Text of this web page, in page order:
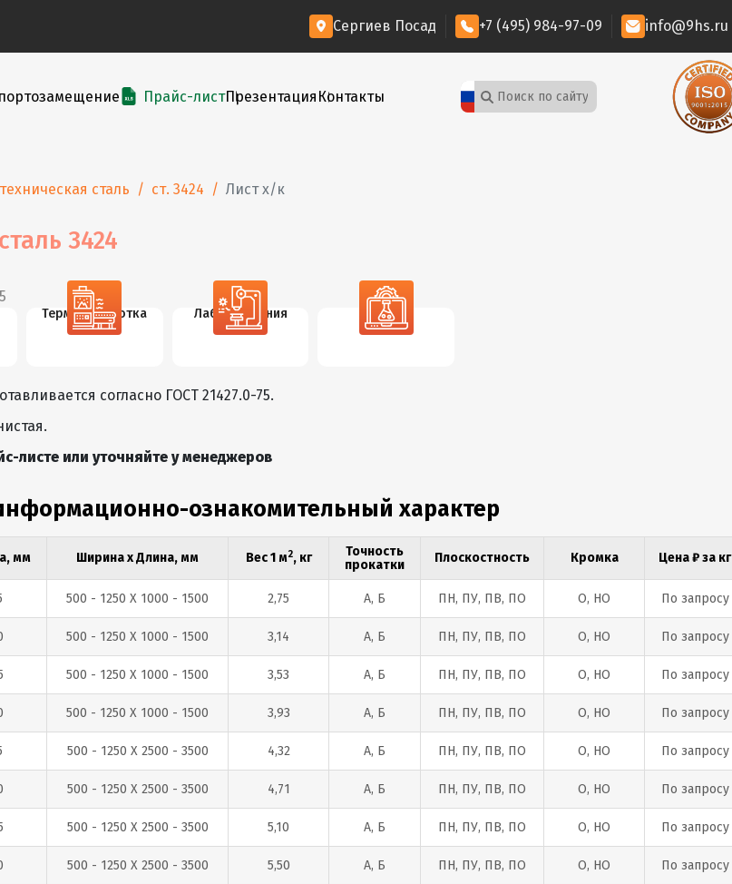
Сергиев Посад +7 (495) 984-97-09 info@9hs.ru
Прайс-листПрезентация Контакты
сталь ст. 3424 Лист х/к
3424
Термообработка Лаб. испытания НК
согласно ГОСТ 21427.0-75.
листе или уточняйте у менеджеров
ознакомительный характер
мм Ширина х Длина, мм Вес 1 м2, кг
Точность
прокатки
Плоскостность Кромка Цена ₽ за кг
500 - 1250 Х 1000 - 1500 2,75 А, Б ПН, ПУ, ПВ, ПО О, НО По запросу
500 - 1250 Х 1000 - 1500 3,14 А, Б ПН, ПУ, ПВ, ПО О, НО По запросу
500 - 1250 Х 1000 - 1500 3,53 А, Б ПН, ПУ, ПВ, ПО О, НО По запросу
500 - 1250 Х 1000 - 1500 3,93 А, Б ПН, ПУ, ПВ, ПО О, НО По запросу
500 - 1250 Х 2500 - 3500 4,32 А, Б ПН, ПУ, ПВ, ПО О, НО По запросу
500 - 1250 Х 2500 - 3500 4,71 А, Б ПН, ПУ, ПВ, ПО О, НО По запросу
500 - 1250 Х 2500 - 3500 5,10 А, Б ПН, ПУ, ПВ, ПО О, НО По запросу
500 - 1250 Х 2500 - 3500 5,50 А, Б ПН, ПУ, ПВ, ПО О, НО По запросу